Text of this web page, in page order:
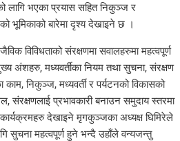
लागि भएका प्रयास सहित निकुञ्ज र
भूमिकाको बारेमा दृश्य देखाइने छ ।
विविधताको संरक्षणमा सवालहरुमा महत्वपूर्ण
अंशहरु, मध्यवर्तीका नियम तथा सुचना, संरक्षण
निकुञ्ज, मध्यवर्ती र पर्यटनको विकासको
संरक्षणलाई प्रभावकारी बनाउन समुदाय स्तरमा
कार्यक्रमहरु देखाइने मृगकुञ्जका अध्यक्ष घिमिरेले
सुचना महत्वपूर्ण हुने भन्दै उहाँले वन्यजन्तु